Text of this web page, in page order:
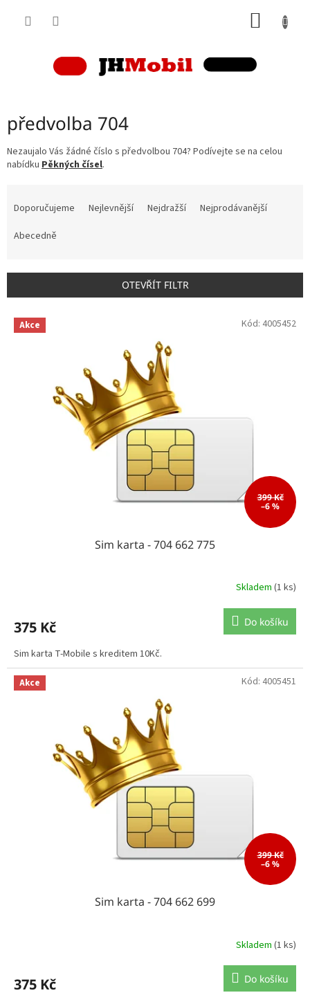
předvolba 704
Nezaujalo Vás žádné číslo s předvolbou 704? Podívejte se na celou
nabídku Pěkných čísel.
r
o
d
Doporučujeme Nejlevnější Nejdražší
Nejprodávanější
Abecedně
OTEVŘÍT FILTR
V Akce
399 Kč
–6 %
Sim karta - 704 662 775
Skladem (1 ks)
375 Kč Do košíku
Sim karta T-Mobile s kreditem 10Kč.
Kód: 4005452
Akce
399 Kč
–6 %
Sim karta - 704 662 699
Skladem (1 ks)
375 Kč Do košíku
Kód: 4005451